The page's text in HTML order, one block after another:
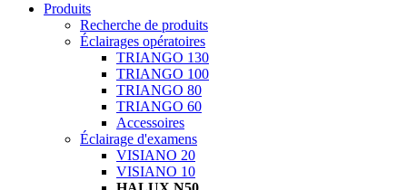
Produits
Recherche de produits
Éclairages opératoires
TRIANGO 130
TRIANGO 100
TRIANGO 80
TRIANGO 60
Accessoires
Éclairage d'examens
VISIANO 20
VISIANO 10